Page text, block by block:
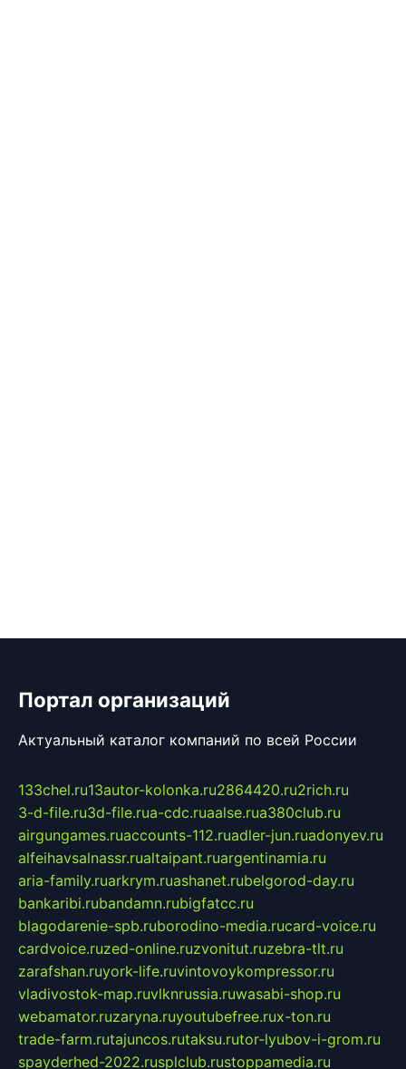
Портал организаций
Актуальный каталог компаний по всей России
133chel.ru13autor-kolonka.ru2864420.ru2rich.ru
3-d-file.ru3d-file.rua-cdc.ruaalse.rua380club.ru
airgungames.ruaccounts-112.ruadler-jun.ruadonyev.ru
alfeihavsalnassr.rualtaipant.ruargentinamia.ru
aria-family.ruarkrym.ruashanet.rubelgorod-day.ru
bankaribi.rubandamn.rubigfatcc.ru
blagodarenie-spb.ruborodino-media.rucard-voice.ru
cardvoice.ruzed-online.ruzvonitut.ruzebra-tlt.ru
zarafshan.ruyork-life.ruvintovoykompressor.ru
vladivostok-map.ruvlknrussia.ruwasabi-shop.ru
webamator.ruzaryna.ruyoutubefree.rux-ton.ru
trade-farm.rutajuncos.rutaksu.rutor-lyubov-i-grom.ru
spayderhed-2022.rusplclub.rustoppamedia.ru